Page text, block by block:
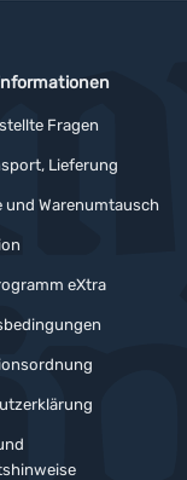
Fragen
Lieferung
und Warenumtausch
eXtra